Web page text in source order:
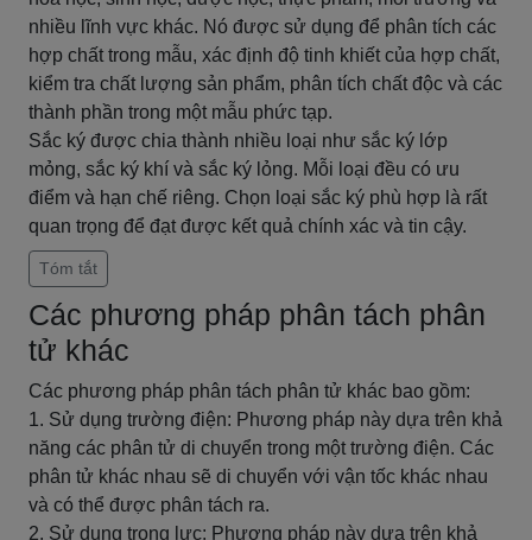
nhiều lĩnh vực khác. Nó được sử dụng để phân tích các
hợp chất trong mẫu, xác định độ tinh khiết của hợp chất,
kiểm tra chất lượng sản phẩm, phân tích chất độc và các
thành phần trong một mẫu phức tạp.
Sắc ký được chia thành nhiều loại như sắc ký lớp
mỏng, sắc ký khí và sắc ký lỏng. Mỗi loại đều có ưu
điểm và hạn chế riêng. Chọn loại sắc ký phù hợp là rất
quan trọng để đạt được kết quả chính xác và tin cậy.
Tóm tắt
Các phương pháp phân tách phân
tử khác
Các phương pháp phân tách phân tử khác bao gồm:
1. Sử dụng trường điện: Phương pháp này dựa trên khả
năng các phân tử di chuyển trong một trường điện. Các
phân tử khác nhau sẽ di chuyển với vận tốc khác nhau
và có thể được phân tách ra.
2. Sử dụng trọng lực: Phương pháp này dựa trên khả